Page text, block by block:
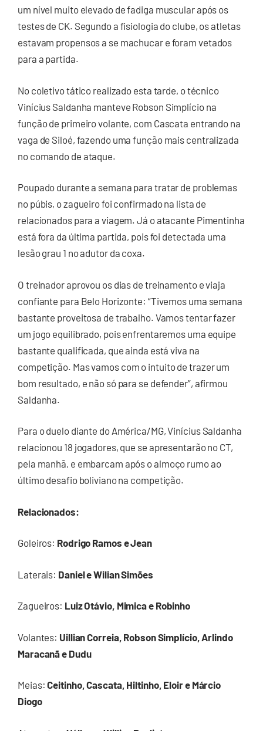
um nível muito elevado de fadiga muscular após os
testes de CK. Segundo a fisiologia do clube, os atletas
estavam propensos a se machucar e foram vetados
para a partida.
No coletivo tático realizado esta tarde, o técnico
Vinícius Saldanha manteve Robson Simplício na
função de primeiro volante, com Cascata entrando na
vaga de Siloé, fazendo uma função mais centralizada
no comando de ataque.
Poupado durante a semana para tratar de problemas
no púbis, o zagueiro foi confirmado na lista de
relacionados para a viagem. Já o atacante Pimentinha
está fora da última partida, pois foi detectada uma
lesão grau 1 no adutor da coxa.
O treinador aprovou os dias de treinamento e viaja
confiante para Belo Horizonte: “Tivemos uma semana
bastante proveitosa de trabalho. Vamos tentar fazer
um jogo equilibrado, pois enfrentaremos uma equipe
bastante qualificada, que ainda está viva na
competição. Mas vamos com o intuito de trazer um
bom resultado, e não só para se defender”, afirmou
Saldanha.
Para o duelo diante do América/MG, Vinícius Saldanha
relacionou 18 jogadores, que se apresentarão no CT,
pela manhã, e embarcam após o almoço rumo ao
último desafio boliviano na competição.
Relacionados:
Goleiros: Rodrigo Ramos e Jean
Laterais: Daniel e Wilian Simões
Zagueiros: Luiz Otávio, Mimica e Robinho
Volantes: Uillian Correia, Robson Simplício, Arlindo
Maracanã e Dudu
Meias:Ceitinho, Cascata, Hiltinho, Eloir e Márcio
Diogo